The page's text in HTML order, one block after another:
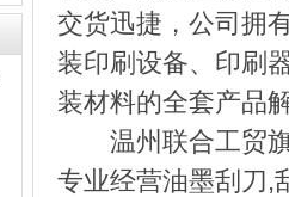
交货迅捷，公司拥
装印刷设备、印刷
装材料的全套产品
温州联合工贸旗
专业经营油墨刮刀,